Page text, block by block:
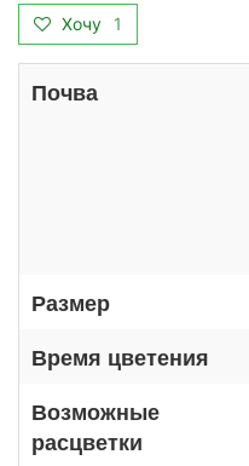
Хочу 1
Почва
Размер
Время цветения
Возможные
расцветки